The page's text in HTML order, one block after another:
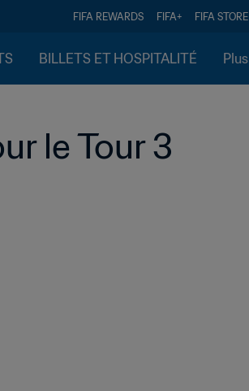
FIFA REWARDS FIFA+ FIFA STORE
BILLETS ET HOSPITALITÉ Plus
le Tour 3